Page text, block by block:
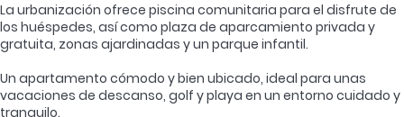
La urbanización ofrece piscina comunitaria para el disfrute de
los huéspedes, así como plaza de aparcamiento privada y
gratuita, zonas ajardinadas y un parque infantil.
Un apartamento cómodo y bien ubicado, ideal para unas
vacaciones de descanso, golf y playa en un entorno cuidado y
tranquilo.